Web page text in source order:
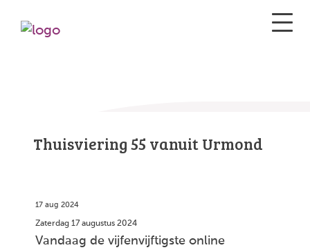
Thuisviering 55 vanuit Urmond
17 aug 2024
Zaterdag 17 augustus 2024
Vandaag de vijfenvijftigste online